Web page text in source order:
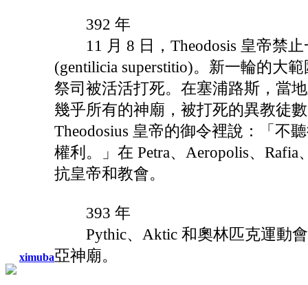
ximuba
392 年
11 月 8 日，Theodosis 皇帝禁止
(gentilicia superstitio)。新一輪的大
祭司被活活打死。在塞浦路斯，當
幾乎所有的神廟，被打死的異教徒
Theodosius 皇帝的御令裡說：「不
權利。」在 Petra、Aeropolis、
抗皇帝和教會。
393 年
Pythic、Aktic 和奧林匹克運動會
亞神廟。